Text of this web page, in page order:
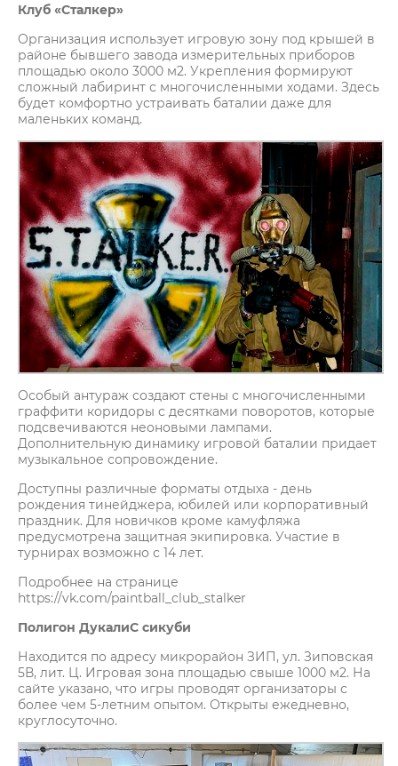
Клуб «Сталкер»
Организация использует игровую зону под крышей в
районе бывшего завода измерительных приборов
площадью около 3000 м2. Укрепления формируют
сложный лабиринт с многочисленными ходами. Здесь
будет комфортно устраивать баталии даже для
маленьких команд.
Особый антураж создают стены с многочисленными
граффити коридоры с десятками поворотов, которые
подсвечиваются неоновыми лампами.
Дополнительную динамику игровой баталии придает
музыкальное сопровождение.
Доступны различные форматы отдыха - день
рождения тинейджера, юбилей или корпоративный
праздник. Для новичков кроме камуфляжа
предусмотрена защитная экипировка. Участие в
турнирах возможно с 14 лет.
Подробнее на странице
https://vk.com/paintball_club_stalker
Полигон ДукалиС сикуби
Находится по адресу микрорайон ЗИП, ул. Зиповская
5В, лит. Ц. Игровая зона площадью свыше 1000 м2. На
сайте указано, что игры проводят организаторы с
более чем 5-летним опытом. Открыты ежедневно,
круглосуточно.